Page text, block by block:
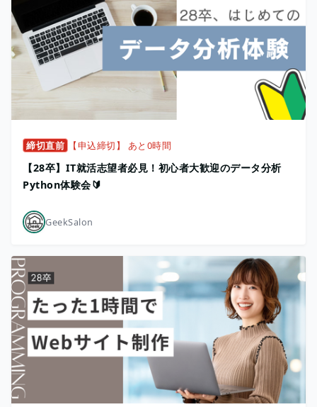
締切直前 【申込締切】 あと0時間
【28卒】IT就活志望者必見！初心者大歓迎のデータ分析
Python体験会🔰
GeekSalon